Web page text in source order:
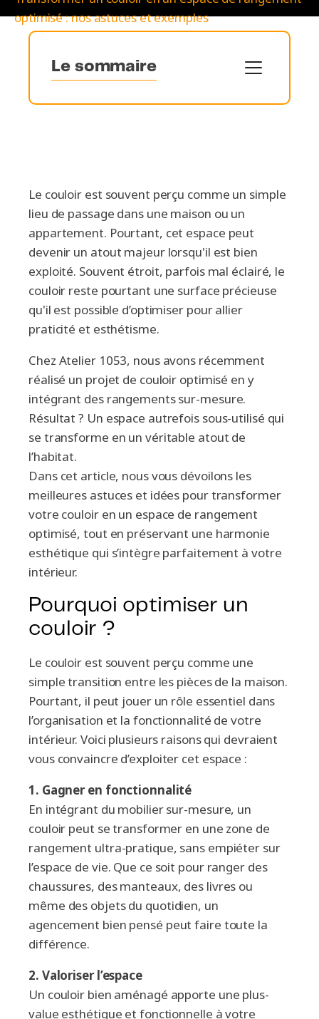
optimisé : nos astuces et exemples
Le couloir est souvent perçu comme un simple
lieu de passage dans une maison ou un
appartement. Pourtant, cet espace peut
devenir un atout majeur lorsqu'il est bien
exploité. Souvent étroit, parfois mal éclairé, le
couloir reste pourtant une surface précieuse
qu'il est possible d’optimiser pour allier
praticité et esthétisme.
Chez Atelier 1053, nous avons récemment
réalisé un projet de couloir optimisé en y
intégrant des rangements sur-mesure.
Résultat ? Un espace autrefois sous-utilisé qui
se transforme en un véritable atout de
l’habitat.
Dans cet article, nous vous dévoilons les
meilleures astuces et idées pour transformer
votre couloir en un espace de rangement
optimisé, tout en préservant une harmonie
esthétique qui s’intègre parfaitement à votre
intérieur.
Pourquoi optimiser un
couloir ?
Le couloir est souvent perçu comme une
simple transition entre les pièces de la maison.
Pourtant, il peut jouer un rôle essentiel dans
l’organisation et la fonctionnalité de votre
intérieur. Voici plusieurs raisons qui devraient
vous convaincre d’exploiter cet espace :
1. Gagner en fonctionnalité
En intégrant du mobilier sur-mesure, un
couloir peut se transformer en une zone de
rangement ultra-pratique, sans empiéter sur
l’espace de vie. Que ce soit pour ranger des
chaussures, des manteaux, des livres ou
même des objets du quotidien, un
agencement bien pensé peut faire toute la
différence.
2. Valoriser l’espace
Un couloir bien aménagé apporte une plus-
value esthétique et fonctionnelle à votre
Le sommaire